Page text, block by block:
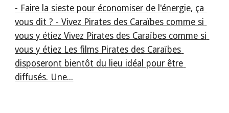
- Faire la sieste pour économiser de l'énergie, ça
vous dit ? - Vivez Pirates des Caraïbes comme si
vous y étiez Vivez Pirates des Caraïbes comme si
vous y étiez Les films Pirates des Caraïbes
disposeront bientôt du lieu idéal pour être
diffusés. Une...